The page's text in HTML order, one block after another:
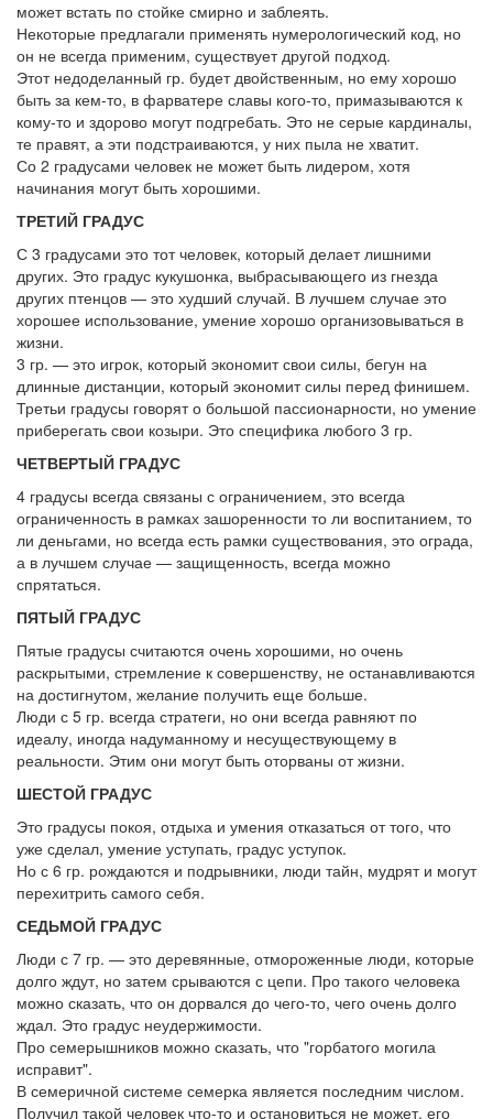
может встать по стойке смирно и заблеять.
Некоторые предлагали применять нумерологический код, но
он не всегда применим, существует другой подход.
Этот недоделанный гр. будет двойственным, но ему хорошо
быть за кем-то, в фарватере славы кого-то, примазываются к
кому-то и здорово могут подгребать. Это не серые кардиналы,
те правят, а эти подстраиваются, у них пыла не хватит.
Со 2 градусами человек не может быть лидером, хотя
начинания могут быть хорошими.
ТРЕТИЙ ГРАДУС
С 3 градусами это тот человек, который делает лишними
других. Это градус кукушонка, выбрасывающего из гнезда
других птенцов — это худший случай. В лучшем случае это
хорошее использование, умение хорошо организовываться в
жизни.
3 гр. — это игрок, который экономит свои силы, бегун на
длинные дистанции, который экономит силы перед финишем.
Третьи градусы говорят о большой пассионарности, но умение
приберегать свои козыри. Это специфика любого 3 гр.
ЧЕТВЕРТЫЙ ГРАДУС
4 градусы всегда связаны с ограничением, это всегда
ограниченность в рамках зашоренности то ли воспитанием, то
ли деньгами, но всегда есть рамки существования, это ограда,
а в лучшем случае — защищенность, всегда можно
спрятаться.
ПЯТЫЙ ГРАДУС
Пятые градусы считаются очень хорошими, но очень
раскрытыми, стремление к совершенству, не останавливаются
на достигнутом, желание получить еще больше.
Люди с 5 гр. всегда стратеги, но они всегда равняют по
идеалу, иногда надуманному и несуществующему в
реальности. Этим они могут быть оторваны от жизни.
ШЕСТОЙ ГРАДУС
Это градусы покоя, отдыха и умения отказаться от того, что
уже сделал, умение уступать, градус уступок.
Но с 6 гр. рождаются и подрывники, люди тайн, мудрят и могут
перехитрить самого себя.
СЕДЬМОЙ ГРАДУС
Люди с 7 гр. — это деревянные, отмороженные люди, которые
долго ждут, но затем срываются с цепи. Про такого человека
можно сказать, что он дорвался до чего-то, чего очень долго
ждал. Это градус неудержимости.
Про семерышников можно сказать, что "горбатого могила
исправит".
В семеричной системе семерка является последним числом.
Получил такой человек что-то и остановиться не может, его